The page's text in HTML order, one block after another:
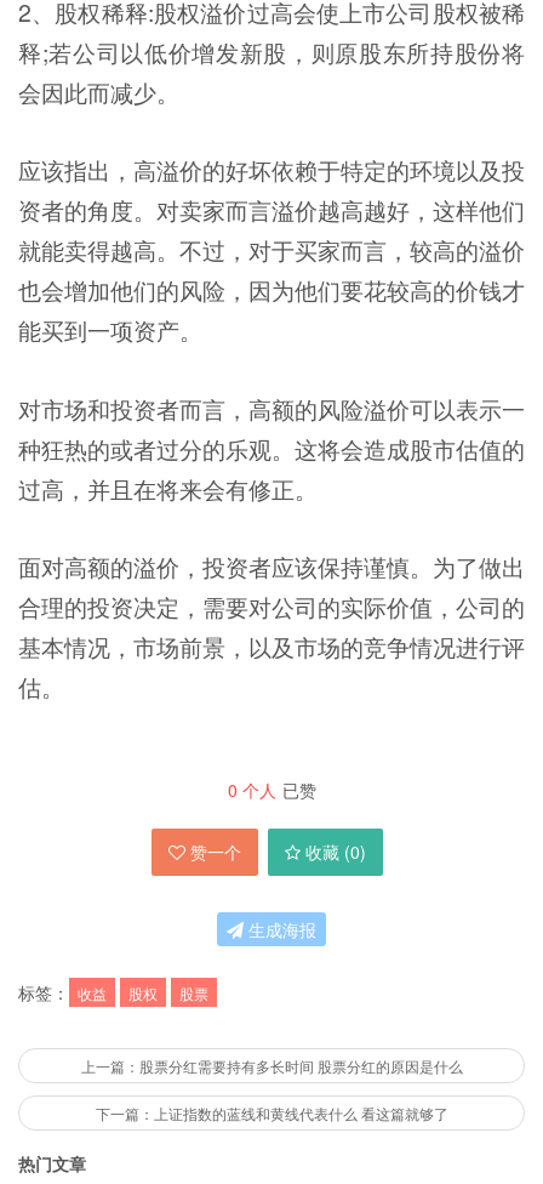
2、股权稀释:股权溢价过高会使上市公司股权被稀
释;若公司以低价增发新股，则原股东所持股份将
会因此而减少。
应该指出，高溢价的好坏依赖于特定的环境以及投
资者的角度。对卖家而言溢价越高越好，这样他们
就能卖得越高。不过，对于买家而言，较高的溢价
也会增加他们的风险，因为他们要花较高的价钱才
能买到一项资产。
对市场和投资者而言，高额的风险溢价可以表示一
种狂热的或者过分的乐观。这将会造成股市估值的
过高，并且在将来会有修正。
面对高额的溢价，投资者应该保持谨慎。为了做出
合理的投资决定，需要对公司的实际价值，公司的
基本情况，市场前景，以及市场的竞争情况进行评
估。
0 个人 已赞
赞一个 收藏 (0)
生成海报
标签： 收益 股权 股票
上一篇：股票分红需要持有多长时间 股票分红的原因是什么
下一篇：上证指数的蓝线和黄线代表什么 看这篇就够了
热门文章